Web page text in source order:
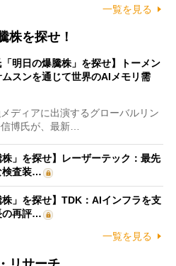
一覧を見る
株を探せ！
「明日の爆騰株」を探せ】トーメン
スンを通じて世界のAIメモリ需
ディアに出演するグローバルリン
博氏が、最新…
株」を探せ】レーザーテック：最先
検査装…
株」を探せ】TDK：AIインフラを支
の再評…
一覧を見る